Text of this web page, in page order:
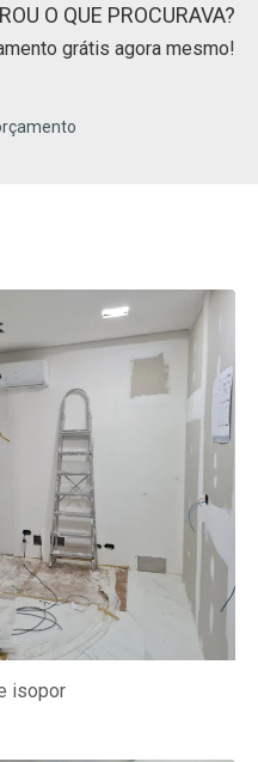
O QUE PROCURAVA?
grátis agora mesmo!
isopor